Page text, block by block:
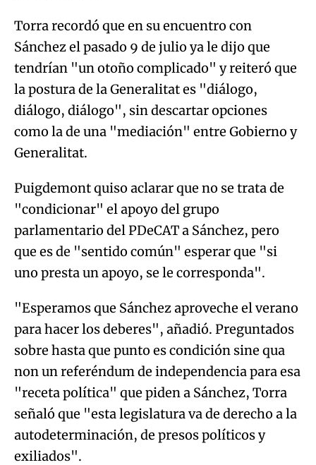
Torra recordó que en su encuentro con
Sánchez el pasado 9 de julio ya le dijo que
tendrían "un otoño complicado" y reiteró que
la postura de la Generalitat es "diálogo,
diálogo, diálogo", sin descartar opciones
como la de una "mediación" entre Gobierno y
Generalitat.
Puigdemont quiso aclarar que no se trata de
"condicionar" el apoyo del grupo
parlamentario del PDeCAT a Sánchez, pero
que es de "sentido común" esperar que "si
uno presta un apoyo, se le corresponda".
"Esperamos que Sánchez aproveche el verano
para hacer los deberes", añadió. Preguntados
sobre hasta que punto es condición sine qua
non un referéndum de independencia para esa
"receta política" que piden a Sánchez, Torra
señaló que "esta legislatura va de derecho a la
autodeterminación, de presos políticos y
exiliados".